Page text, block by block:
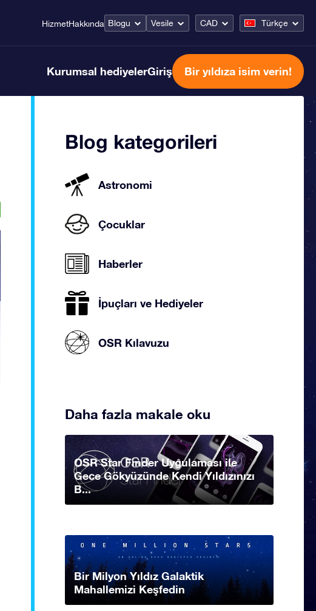
HizmetHakkında Blogu Vesile CAD Türkçe
Kurumsal hediyelerGiriş Bir yıldıza isim verin!
Blog kategorileri
Astronomi
Çocuklar
Haberler
İpuçları ve Hediyeler
OSR Kılavuzu
Daha fazla makale oku
OSR Star Finder Uygulaması ile
Gece Gökyüzünde Kendi Yıldızınızı
B...
Bir Milyon Yıldız Galaktik
Mahallemizi Keşfedin